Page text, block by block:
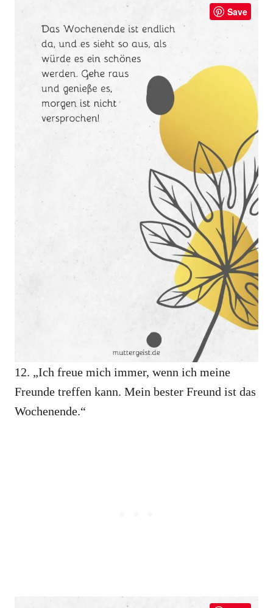
Save
12. „Ich freue mich immer, wenn ich meine
Freunde treffen kann. Mein bester Freund ist das
Wochenende.“